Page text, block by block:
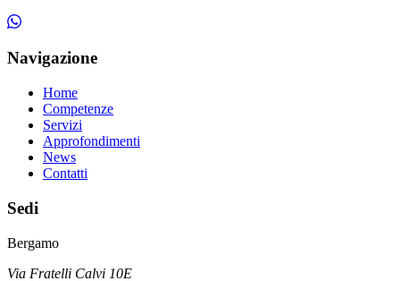
Navigazione
Home
Competenze
Servizi
Approfondimenti
News
Contatti
Sedi
Bergamo
Via Fratelli Calvi 10E